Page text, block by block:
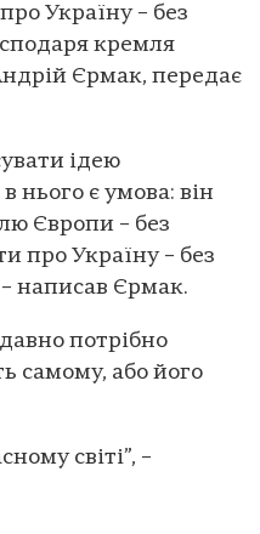
Україну – без
кремля
Єрмак, передає
ідею
нього є умова: він
Європи – без
про Україну – без
написав Єрмак.
потрібно
самому, або його
світі”, –